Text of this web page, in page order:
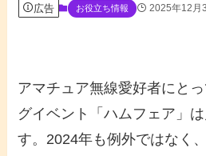
広告 お役立ち情報 2025年12月
アマチュア無線愛好者にと
グイベント「ハムフェア」
す。2024年も例外ではなく